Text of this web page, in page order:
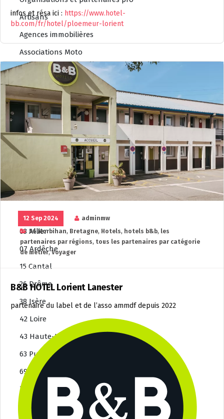
Artisans
Agences immobilières
Associations Moto
Clubs moto
Consignes casques et bagages
Divers
Entreprises
Groupes musicaux
Salles de spéctacle
Partenaires par Régions
Auvergne-Rhône-Alpes
01 Ain
03 Allier
07 Ardêche
15 Cantal
26 Drôme
38 Isère
42 Loire
43 Haute-Loire
63 Puy-de-Dôme
69 Rhône
73 Savoie
74 Haute-Savoie
infos et résa ici : https://www.hotel-
bb.com/fr/hotel/ploemeur-lorient
12 Sep 2024
adminmw
56 Morbihan, Bretagne, Hotels, hotels b&b, les
partenaires par régions, tous les partenaires par catégorie
de métier,Voyager
B&B HOTEL Lorient Lanester
partenaire du label et de l’asso ammdf depuis 2022